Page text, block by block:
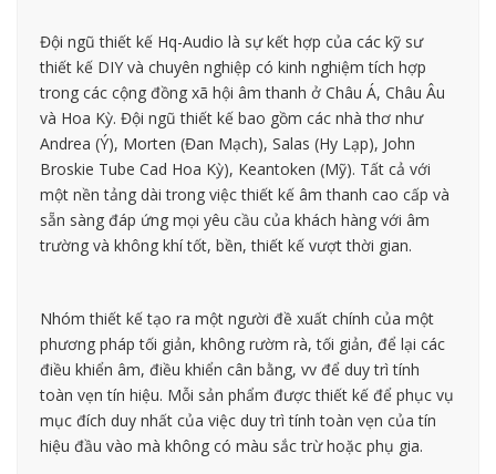
Đội ngũ thiết kế Hq-Audio là sự kết hợp của các kỹ sư
thiết kế DIY và chuyên nghiệp có kinh nghiệm tích hợp
trong các cộng đồng xã hội âm thanh ở Châu Á, Châu Âu
và Hoa Kỳ. Đội ngũ thiết kế bao gồm các nhà thơ như
Andrea (Ý), Morten (Đan Mạch), Salas (Hy Lạp), John
Broskie Tube Cad Hoa Kỳ), Keantoken (Mỹ). Tất cả với
một nền tảng dài trong việc thiết kế âm thanh cao cấp và
sẵn sàng đáp ứng mọi yêu cầu của khách hàng với âm
trường và không khí tốt, bền, thiết kế vượt thời gian.
Nhóm thiết kế tạo ra một người đề xuất chính của một
phương pháp tối giản, không rườm rà, tối giản, để lại các
điều khiển âm, điều khiển cân bằng, vv để duy trì tính
toàn vẹn tín hiệu. Mỗi sản phẩm được thiết kế để phục vụ
mục đích duy nhất của việc duy trì tính toàn vẹn của tín
hiệu đầu vào mà không có màu sắc trừ hoặc phụ gia.